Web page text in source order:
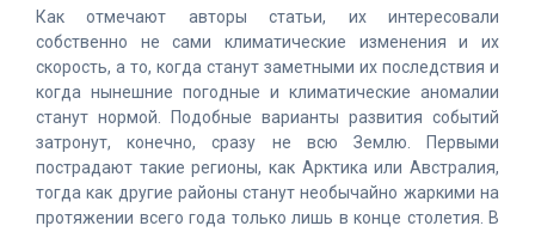
Как отмечают авторы статьи, их интересовали
собственно не сами климатические изменения и их
скорость, а то, когда станут заметными их последствия и
когда нынешние погодные и климатические аномалии
станут нормой. Подобные варианты развития событий
затронут, конечно, сразу не всю Землю. Первыми
пострадают такие регионы, как Арктика или Австралия,
тогда как другие районы станут необычайно жаркими на
протяжении всего года только лишь в конце столетия. В